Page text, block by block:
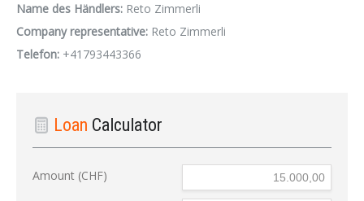
Name des Händlers: Reto Zimmerli
Company representative: Reto Zimmerli
Telefon: +41793443366
Loan Calculator
Amount (CHF)